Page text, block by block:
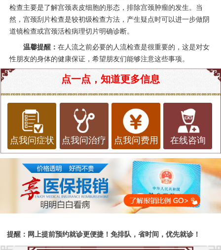
检查主要是了解宫颈表皮细胞的形态，排除宫颈肿瘤的发生。当
然，宫颈刮片检查是较初级检查方法，产生疑点时可以进一步做阴
道镜检查或宫颈活检病理切片明确诊断。
温馨提醒： 在人流之前必要的人流检查是很重要的，这是对女
性朋友的身体的健康保证，希望朋友们能够注意这些事项。
点一点，知道更多信息
点我问症状 点我问治疗 点我问费用 在线咨询
提醒：网上提前预约就诊更便捷！免排队，省时间，优先就诊！